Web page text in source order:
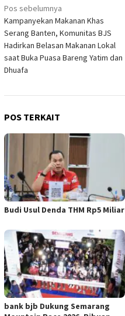
Navigasi
pos
Pos sebelumnya
Kampanyekan Makanan Khas
Serang Banten, Komunitas BJS
Hadirkan Belasan Makanan Lokal
saat Buka Puasa Bareng Yatim dan
Dhuafa
POS TERKAIT
Budi Usul Denda THM Rp5 Miliar
bank bjb Dukung Semarang